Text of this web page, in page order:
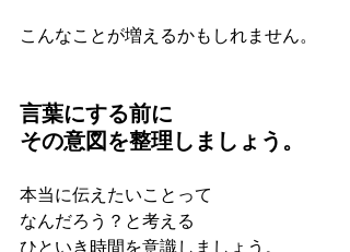
こんなことが増えるかもしれません。
言葉にする前に
その意図を整理しましょう。
本当に伝えたいことって
なんだろう？と考える